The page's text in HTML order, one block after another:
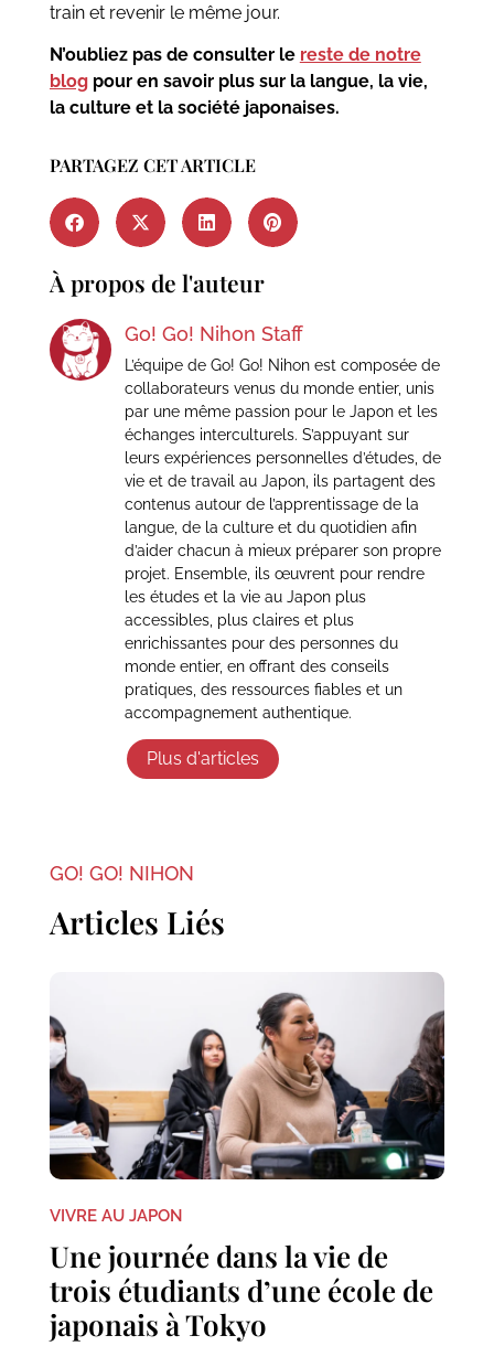
train et revenir le même jour.
N’oubliez pas de consulter le reste de notre
blogpour en savoir plus sur la langue, la vie,
la culture et la société japonaises.
PARTAGEZ CET ARTICLE
À propos de l'auteur
Go! Go! Nihon Staff
L’équipe de Go! Go! Nihon est composée de
collaborateurs venus du monde entier, unis
par une même passion pour le Japon et les
échanges interculturels. S’appuyant sur
leurs expériences personnelles d’études, de
vie et de travail au Japon, ils partagent des
contenus autour de l’apprentissage de la
langue, de la culture et du quotidien afin
d’aider chacun à mieux préparer son propre
projet. Ensemble, ils œuvrent pour rendre
les études et la vie au Japon plus
accessibles, plus claires et plus
enrichissantes pour des personnes du
monde entier, en offrant des conseils
pratiques, des ressources fiables et un
accompagnement authentique.
Plus d'articles
GO! GO! NIHON
Articles Liés
VIVRE AU JAPON
Une journée dans la vie de
trois étudiants d’une école de
japonais à Tokyo